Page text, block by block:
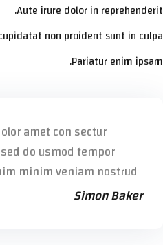
Aute irure dolor in reprehenderit.
non proident sunt in culpa.
Pariatur enim ipsam.
amet con sectur
do usmod tempor
minim veniam nostrud.
Simon Baker